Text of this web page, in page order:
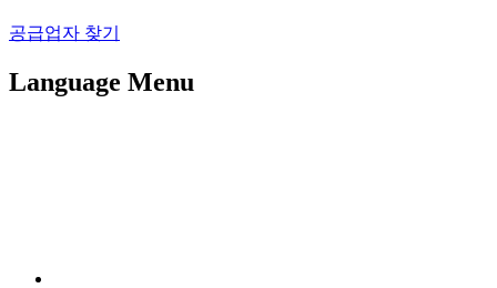
공급업자 찾기
Language Menu